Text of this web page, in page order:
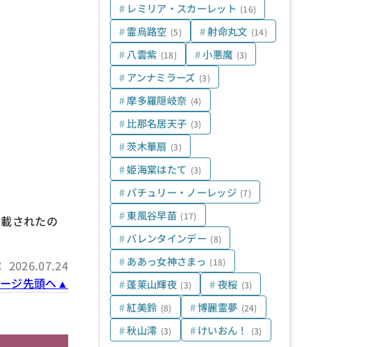
されたの
2026.07.24
ジ先頭へ▲
レミリア・スカーレット (16)
霊烏路空 (5) 射命丸文 (14)
八雲紫 (18) 小悪魔 (3)
アンナミラーズ (3)
摩多羅隠岐奈 (4)
比那名居天子 (3)
茨木華扇 (3)
姫海棠はたて (3)
パチュリー・ノーレッジ (7)
東風谷早苗 (17)
バレンタインデー (8)
ああっ女神さまっ (18)
蓬莱山輝夜 (3) 夜桜 (3)
紅美鈴 (8) 博麗霊夢 (24)
秋山澪 (3) けいおん！ (3)